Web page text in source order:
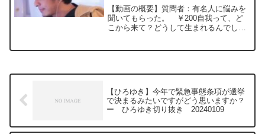
教えてくださいませ。ー ひろゆ
き切り抜き 20250109
【動画の概要】質問者：有名人に悩みを
聞いてもらった。 ￥200自我って、ど
こから来て？どうして生まれるんでしょ
【ひろゆき】今年で緊急事態条項が選挙
で決まるみたいですがどう思いますか？
ー ひろゆき切り抜き 20240109